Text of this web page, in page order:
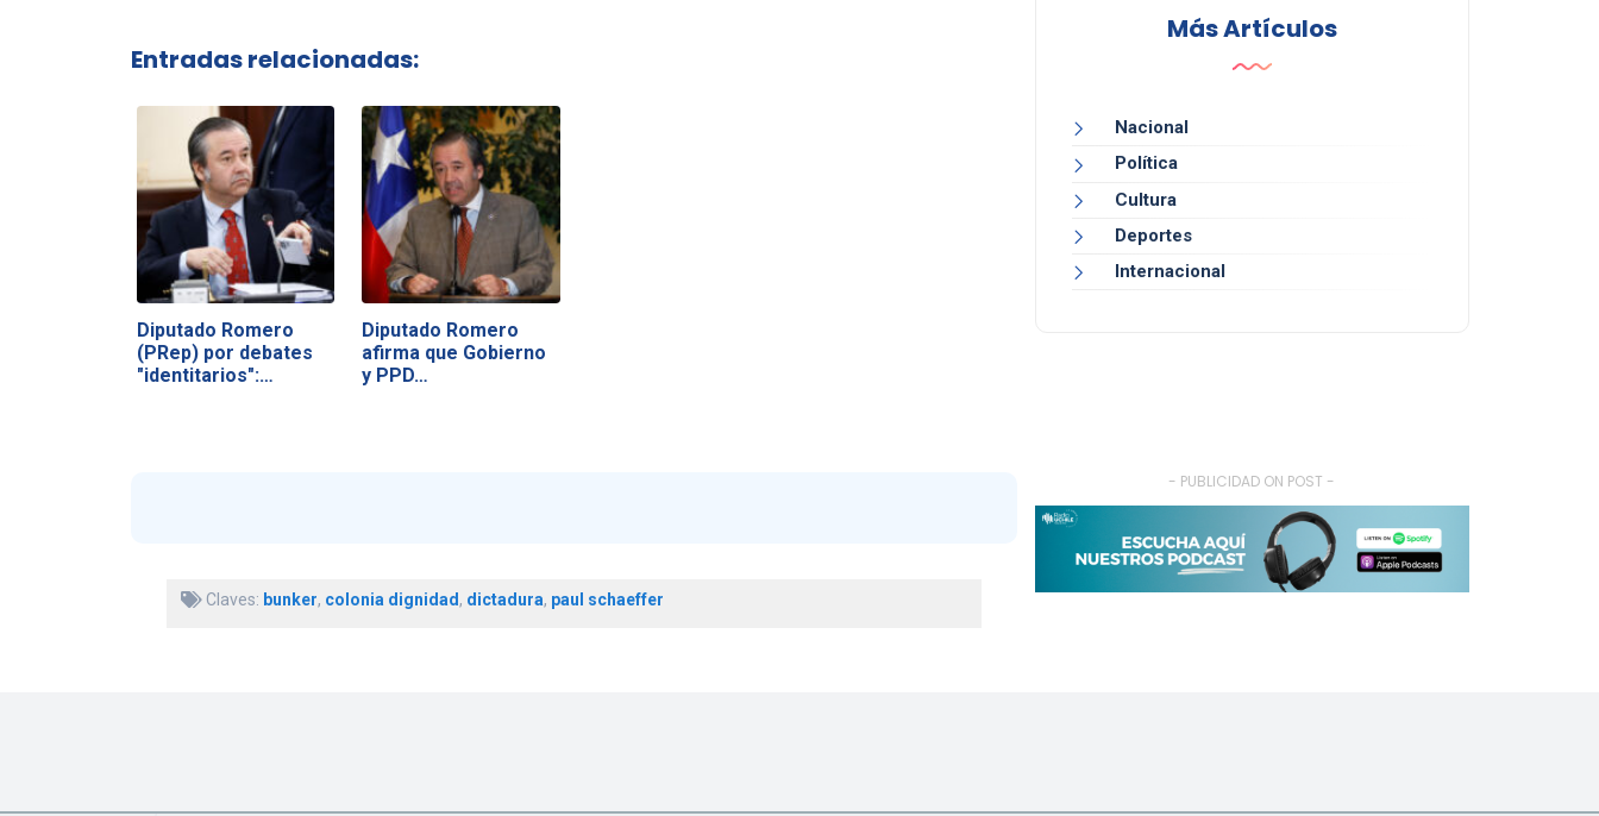
Entradas relacionadas:
Diputado Romero
(PRep) por debates
"identitarios":…
Diputado Romero
afirma que Gobierno
y PPD…
Claves: bunker, colonia dignidad, dictadura, paul schaeffer
Más Artículos
Nacional
Política
Cultura
Deportes
Internacional
- PUBLICIDAD ON POST -